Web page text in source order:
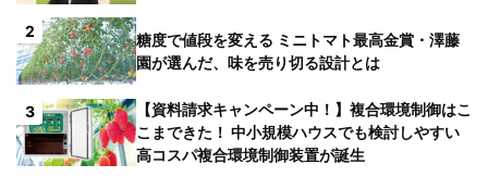
2
糖度で値段を変える ミニトマト最高金賞・澤藤
園が選んだ、味を売り切る設計とは
3
【資料請求キャンペーン中！】複合環境制御はこ
こまできた！ 中小規模ハウスでも検討しやすい
高コスパ複合環境制御装置が誕生